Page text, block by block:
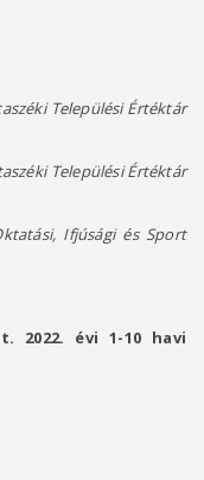
Települési Értéktár
Települési Értéktár
Ifjúsági és Sport
2022. évi 1-10 havi